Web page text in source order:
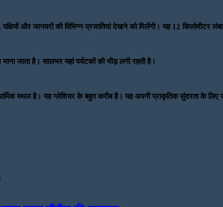
और जानवरों की विभिन्न प्रजातियां देखने को मिलेंगी। यह 12 किलोमीटर
जाता है। सालभर यहां पर्यटकों की भीड़ लगी रहती है।
स्थल है। यह ग्लेशियर के बहुत करीब है। यह अपनी प्राकृतिक सुंदरता के